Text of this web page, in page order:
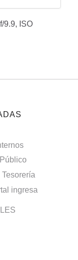
9.9, ISO
ingresa